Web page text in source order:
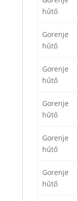
hűtő
Gorenje
hűtő
Gorenje
hűtő
Gorenje
hűtő
Gorenje
hűtő
Gorenje
hűtő